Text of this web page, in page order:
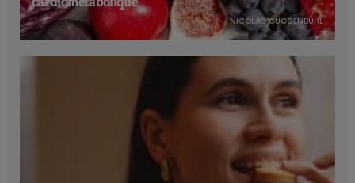
NICOLAS GUGGENBÜHL